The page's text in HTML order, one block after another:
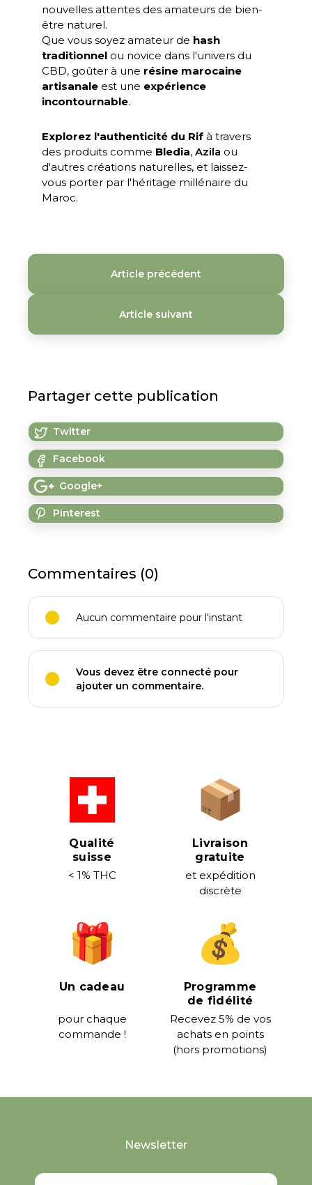
nouvelles attentes des amateurs de bien-
être naturel.
Que vous soyez amateur de hash
traditionnel ou novice dans l'univers du
CBD, goûter à une résine marocaine
artisanale est une expérience
incontournable.
Explorez l'authenticité du Rif à travers
des produits comme Bledia, Azila ou
d'autres créations naturelles, et laissez-
vous porter par l'héritage millénaire du
Maroc.
Article précédent
Article suivant
Partager cette publication
Twitter
Facebook
Google+
Pinterest
Commentaires (0)
Aucun commentaire pour l'instant
Vous devez être connecté pour
ajouter un commentaire.
Qualité
suisse
< 1% THC
Livraison
gratuite
et expédition
discrète
Un cadeau
pour chaque
commande !
Programme
de fidélité
Recevez 5% de vos
achats en points
(hors promotions)
Newsletter